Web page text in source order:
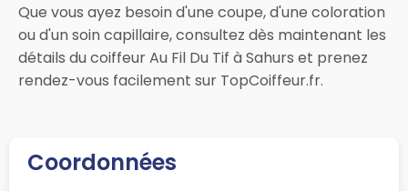
Que vous ayez besoin d'une coupe, d'une coloration
ou d'un soin capillaire, consultez dès maintenant les
détails du coiffeur Au Fil Du Tif à Sahurs et prenez
rendez-vous facilement sur TopCoiffeur.fr.
Coordonnées